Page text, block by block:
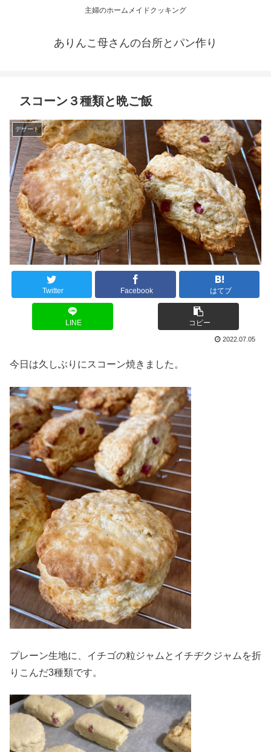
主婦のホームメイドクッキング
ありんこ母さんの台所とパン作り
スコーン３種類と晩ご飯
デザート
Twitter Facebook はてブ
LINE コピー
2022.07.05
今日は久しぶりにスコーン焼きました。
プレーン生地に、イチゴの粒ジャムとイチヂクジャムを折
りこんだ3種類です。